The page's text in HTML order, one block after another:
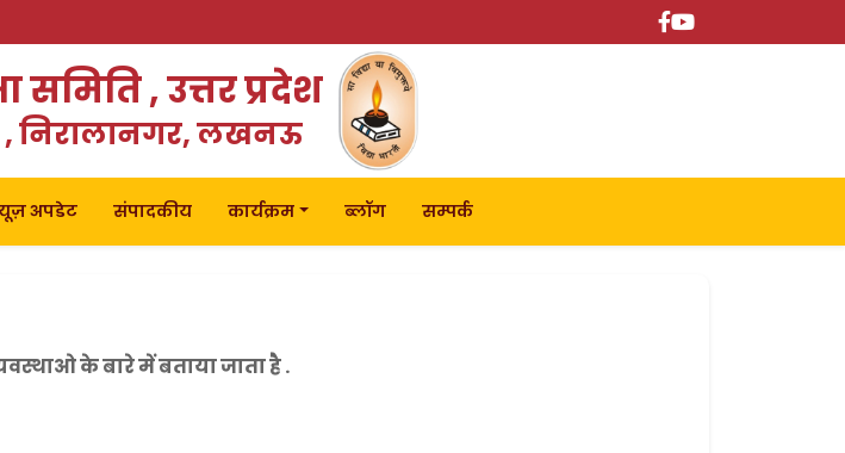
समिति , उत्तर प्रदेश
निरालानगर, लखनऊ
अपडेट संपादकीय कार्यक्रम ब्लॉग सम्पर्क
के बारे में बताया जाता है .